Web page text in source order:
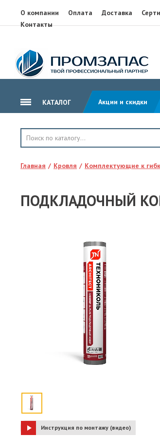
О компании Оплата Доставка
Контакты
КАТАЛОГ Акции и скидки
ГИДРОИЗОЛЯЦИЯ
ТЕПЛОИЗОЛЯЦИЯ
КЛЕЙ, ПЕНА, ГЕРМЕТИКИ
ОГНЕЗАЩИТА, МАТЫ
СТРОИТЕЛЬНАЯ ХИМИЯ
ГИДРОШПОНКИ
Главная Кровля Комплектующие к
ПОДКЛАДОЧНЫЙ
Инструкция по монтажу (видео)